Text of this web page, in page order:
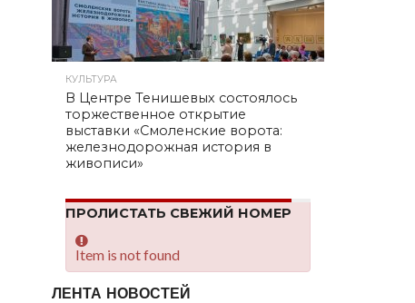
КУЛЬТУРА
В Центре Тенишевых состоялось
торжественное открытие
выставки «Смоленские ворота:
железнодорожная история в
живописи»
ПРОЛИСТАТЬ СВЕЖИЙ НОМЕР
Item is not found
ЛЕНТА НОВОСТЕЙ